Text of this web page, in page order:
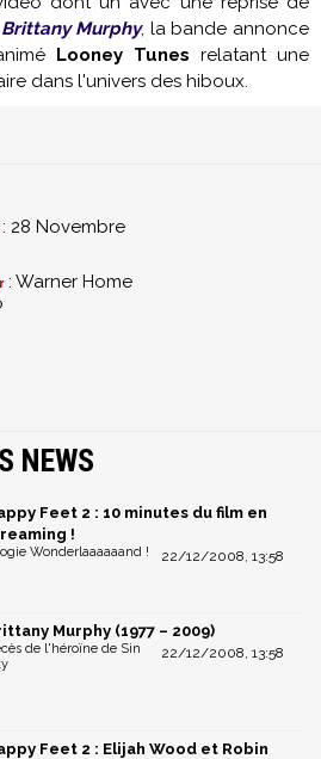
Brittany Murphy, la bande annonce
Looney Tunes relatant une
dans l'univers des hiboux.
: 28 Novembre
: Warner Home
NEWS
Feet 2 : 10 minutes du film en
!
22/12/2008, 13:58
Wonderlaaaaaand !
Murphy (1977 – 2009)
22/12/2008, 13:58
de l'héroïne de Sin
Feet 2 : Elijah Wood et Robin